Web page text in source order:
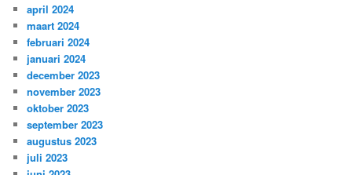
april 2024
maart 2024
februari 2024
januari 2024
december 2023
november 2023
oktober 2023
september 2023
augustus 2023
juli 2023